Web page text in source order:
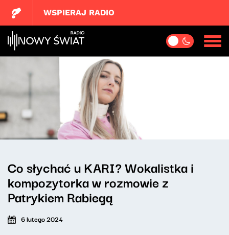
WSPIERAJ RADIO
Co słychać u KARI? Wokalistka i
kompozytorka w rozmowie z
Patrykiem Rabiegą
6 lutego 2024